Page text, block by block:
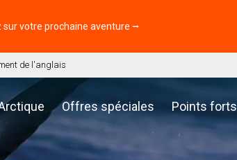
sur votre prochaine aventure ⭢
de l'anglais
Offres spéciales Points forts